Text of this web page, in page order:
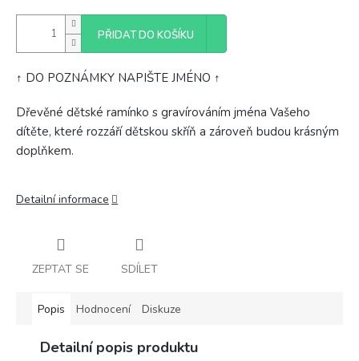
PŘIDAT DO KOŠÍKU
↑ DO POZNÁMKY NAPIŠTE JMÉNO ↑
Dřevěné dětské ramínko s gravírováním jména Vašeho
dítěte, které rozzáří dětskou skříň a zároveň budou krásným
doplňkem.
Detailní informace
ZEPTAT SE SDÍLET
Popis Hodnocení Diskuze
Detailní popis produktu